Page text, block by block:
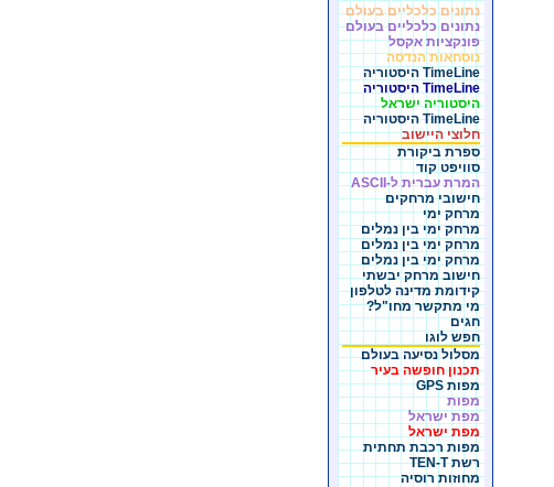
נתונים כלכליים בעולם
נתונים כלכליים בעולם
פונקציות אקסל
נוסחאות הנדסה
TimeLine היסטוריה
TimeLine היסטוריה
היסטוריה ישראל
TimeLine היסטוריה
חלוצי היישוב
ספרת ביקורת
סוויפט קוד
המרת עברית ל-ASCII
חישובי מרחקים
מרחק ימי
מרחק ימי בין נמלים
מרחק ימי בין נמלים
מרחק ימי בין נמלים
חישוב מרחק יבשתי
קידומת מדינה לטלפון
מי מתקשר מחו"ל?
חגים
חפש לוגו
מסלול נסיעה בעולם
תכנון חופשה בעיר
מפות GPS
מפות
מפת ישראל
מפת ישראל
מפות רכבת תחתית
רשת TEN-T
מחוזות רוסיה